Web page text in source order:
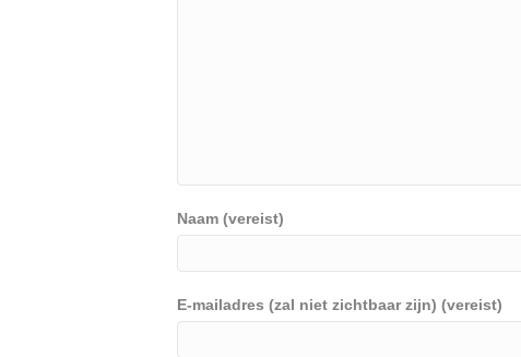
Naam (vereist)
E-mailadres (zal niet zichtbaar zijn) (vereist)